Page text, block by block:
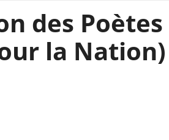
des Poètes
la Nation)